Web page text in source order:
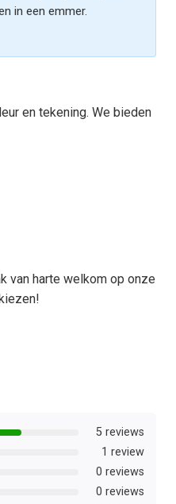
in een emmer.
en tekening. We bieden
van harte welkom op onze
5 reviews
1 review
0 reviews
0 reviews